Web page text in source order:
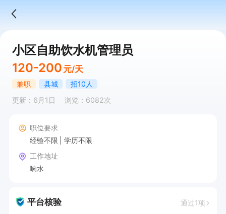
小区自助饮水机管理员
120-200 元/天
兼职 县城
招10人
更新：6月1日
浏览：6082次
职位要求
经验不限
学历不限
工作地址
响水
平台核验 通过1项